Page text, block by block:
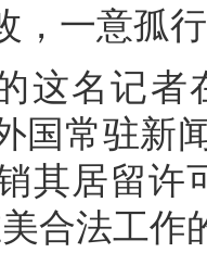
，一意孤
这名记者
国常驻新
其居留许
合法工